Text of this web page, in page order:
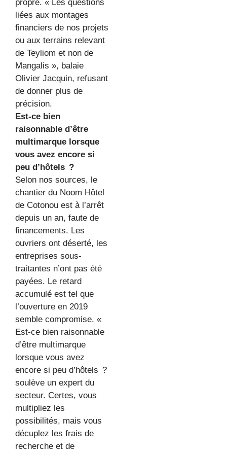
propre. « Les questions
liées aux montages
financiers de nos projets
ou aux terrains relevant
de Teyliom et non de
Mangalis », balaie
Olivier Jacquin, refusant
de donner plus de
précision.
Est-ce bien
raisonnable d’être
multimarque lorsque
vous avez encore si
peu d’hôtels ?
Selon nos sources, le
chantier du Noom Hôtel
de Cotonou est à l’arrêt
depuis un an, faute de
financements. Les
ouvriers ont déserté, les
entreprises sous-
traitantes n’ont pas été
payées. Le retard
accumulé est tel que
l’ouverture en 2019
semble compromise. «
Est-ce bien raisonnable
d’être multimarque
lorsque vous avez
encore si peu d’hôtels ?
soulève un expert du
secteur. Certes, vous
multipliez les
possibilités, mais vous
décuplez les frais de
recherche et de